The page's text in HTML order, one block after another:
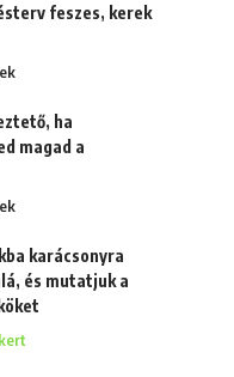
feszes, kerek
ha
magad a
karácsonyra
és mutatjuk a